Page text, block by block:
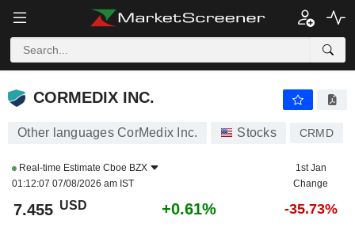
CORMEDIX INC.
CORMEDIX INC.
Other languages CorMedix Inc. Stocks CRMD
Real-time Estimate Cboe BZX
01:12:07 07/08/2026 am IST
1st Jan
Change
7.455 USD +0.61% -35.73%